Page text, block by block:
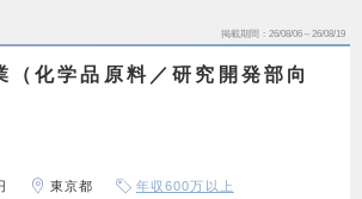
掲載期間 26/08/06～26/08/19
（化学品原料／研究開発部向
東京都 年収600万以上